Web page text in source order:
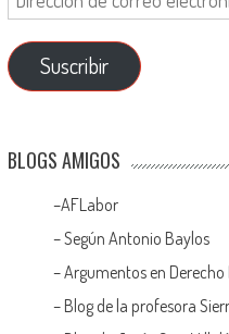
Suscribir
BLOGS AMIGOS
–AFLabor
– Según Antonio Baylos
–Argumentos en Derecho
– Blog de la profesora